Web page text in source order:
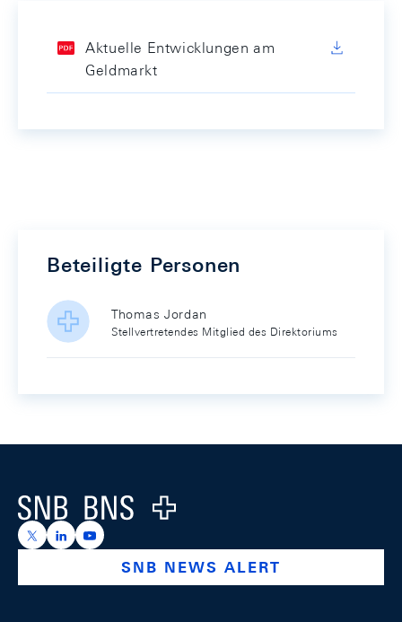
Aktuelle Entwicklungen am
Geldmarkt
Beteiligte Personen
Thomas Jordan
Stellvertretendes Mitglied des Direktoriums
Logo
https://x.com/snb_bns
https://ch.linkedin.com/company/swiss-national-
https://www.youtube.com/@swissnationalbank
SNB NEWS ALERT